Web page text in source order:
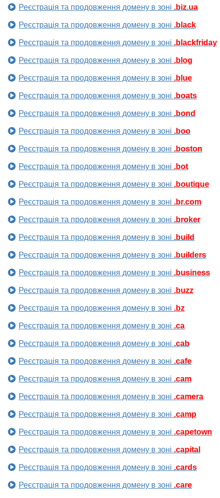
Реєстрація та продовження домену в зоні .biz.ua
Реєстрація та продовження домену в зоні .black
Реєстрація та продовження домену в зоні .blackfriday
Реєстрація та продовження домену в зоні .blog
Реєстрація та продовження домену в зоні .blue
Реєстрація та продовження домену в зоні .boats
Реєстрація та продовження домену в зоні .bond
Реєстрація та продовження домену в зоні .boo
Реєстрація та продовження домену в зоні .boston
Реєстрація та продовження домену в зоні .bot
Реєстрація та продовження домену в зоні .boutique
Реєстрація та продовження домену в зоні .br.com
Реєстрація та продовження домену в зоні .broker
Реєстрація та продовження домену в зоні .build
Реєстрація та продовження домену в зоні .builders
Реєстрація та продовження домену в зоні .business
Реєстрація та продовження домену в зоні .buzz
Реєстрація та продовження домену в зоні .bz
Реєстрація та продовження домену в зоні .ca
Реєстрація та продовження домену в зоні .cab
Реєстрація та продовження домену в зоні .cafe
Реєстрація та продовження домену в зоні .cam
Реєстрація та продовження домену в зоні .camera
Реєстрація та продовження домену в зоні .camp
Реєстрація та продовження домену в зоні .capetown
Реєстрація та продовження домену в зоні .capital
Реєстрація та продовження домену в зоні .cards
Реєстрація та продовження домену в зоні .care